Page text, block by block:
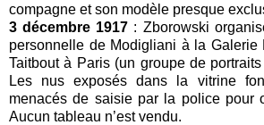
compagne et son modèle presque
3 décembre 1917 : Zborowski
personnelle de Modigliani à la Galerie
Taitbout à Paris (un groupe de
Les nus exposés dans la vitrine
menacés de saisie par la police pour
Aucun tableau n’est vendu.